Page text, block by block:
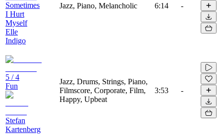
Sometimes
I Hurt
Myself
Elle
Indigo
Jazz, Piano, Melancholic 6:14 -
5 / 4
Fun
Stefan
Kartenberg
Jazz, Drums, Strings, Piano,
Filmscore, Corporate, Film,
Happy, Upbeat
3:53 -